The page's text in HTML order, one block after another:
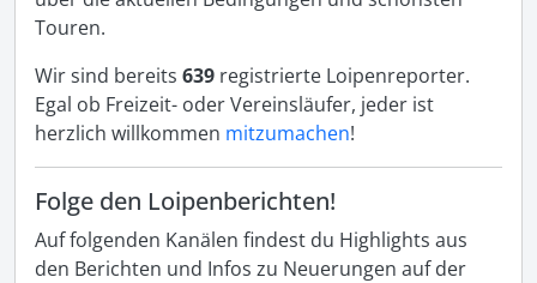
Touren.
Wir sind bereits 639 registrierte Loipenreporter.
Egal ob Freizeit- oder Vereinsläufer, jeder ist
herzlich willkommen mitzumachen!
Folge den Loipenberichten!
Auf folgenden Kanälen findest du Highlights aus
den Berichten und Infos zu Neuerungen auf der